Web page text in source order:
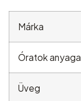
Márka
Óratok anyaga
Üveg